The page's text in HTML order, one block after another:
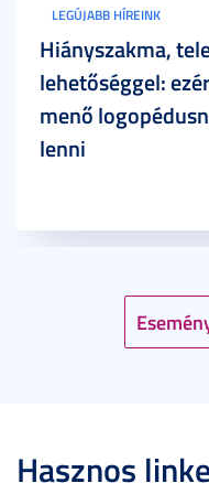
LEGÚJABB HÍREINK
Hiányszakma,
lehetőséggel:
menő
lenni
Hasznos